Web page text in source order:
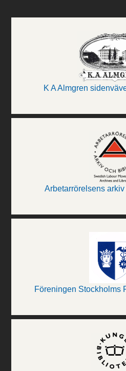
K A Almgren
Arbetarrörelsens
Föreningen Stockholms